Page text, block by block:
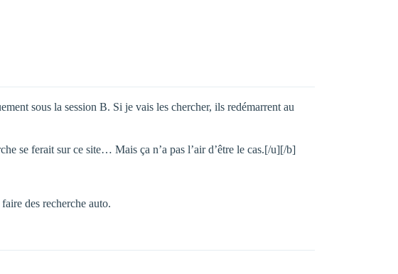
sous la session B. Si je vais les chercher, ils redémarrent au
se ferait sur ce site… Mais ça n’a pas l’air d’être le cas.[/u][/b]
des recherche auto.